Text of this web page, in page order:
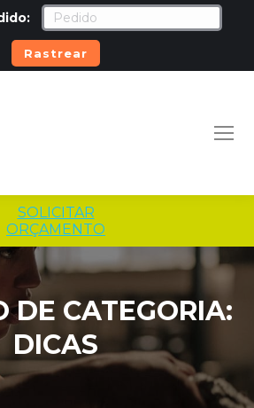
Rastrear
SOLICITAR
ORÇAMENTO
DE CATEGORIA:
DICAS